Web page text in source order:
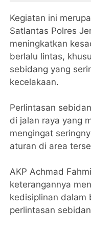
Kegiatan ini
Satlantas Polres
meningkatkan
berlalu lintas,
sebidang yang
kecelakaan.
Perlintasan
di jalan raya yang
mengingat
aturan di area
AKP Achmad
keterangannya
kedisiplinan dalam
perlintasan